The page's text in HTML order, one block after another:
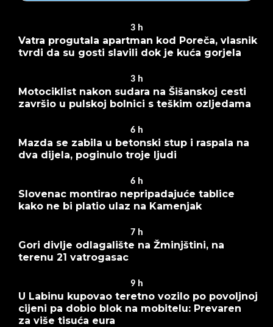
3 h
Vatra progutala apartman kod Poreča, vlasnik
tvrdi da su gosti slavili dok je kuća gorjela
3 h
Motociklist nakon sudara na Šišanskoj cesti
završio u pulskoj bolnici s teškim ozljedama
6 h
Mazda se zabila u betonski stup i raspala na
dva dijela, poginulo troje ljudi
6 h
Slovenac montirao nepripadajuće tablice
kako ne bi platio ulaz na Kamenjak
7 h
Gori divlje odlagalište na Žminjštini, na
terenu 21 vatrogasac
9 h
U Labinu kupovao teretno vozilo po povoljnoj
cijeni pa dobio blok na mobitelu: Prevaren
za više tisuća eura